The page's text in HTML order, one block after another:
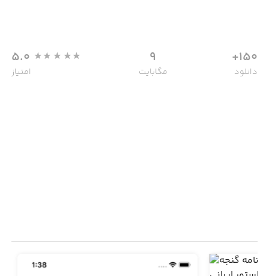
150+
دانلود
9
مگابایت
5.0
امتیاز